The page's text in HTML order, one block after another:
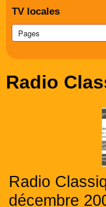
TV locales
Radio
Radio
décembre